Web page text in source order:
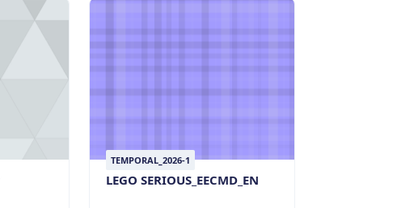
TEMPORAL_2026-1
LEGO SERIOUS_EECMD_EN